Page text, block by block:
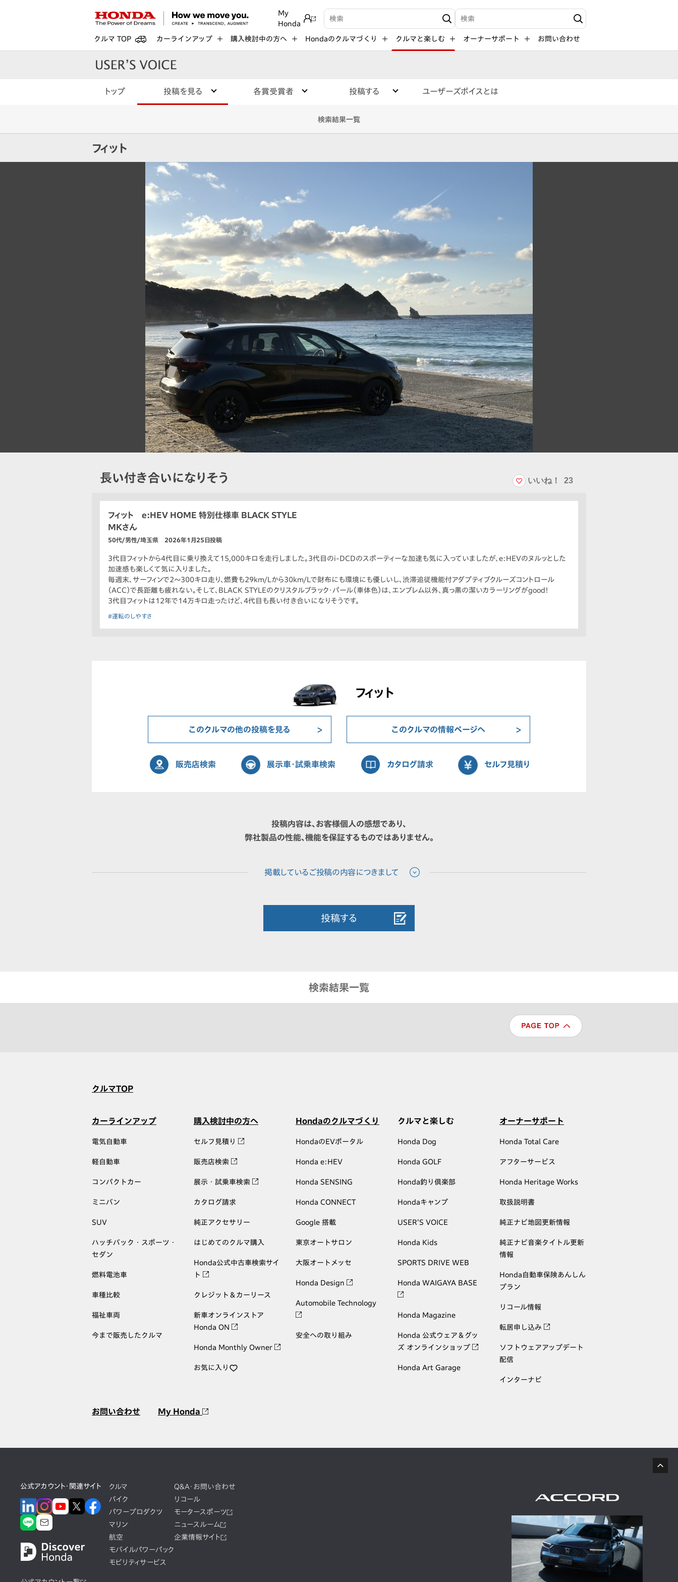
My
Honda
検索キーワード入力 検索キーワード入力
クルマ TOP カーラインアップ 購入検討中の方へ Hondaのクルマづくり クルマと楽しむ オーナーサポート お問い合わせ
トップ 投稿を見る 各賞受賞者 投稿する ユーザーズボイスとは
検索結果一覧
フィット
長い付き合いになりそう いいね！ 23
フィット e:HEV HOME 特別仕様車 BLACK STYLE
MKさん
50代/男性/埼玉県 2026年1月25日投稿
3代目フィットから4代目に乗り換えて15,000キロを走行しました。3代目のi-DCDのスポーティーな加速も気に入っていましたが、e:HEVのヌルッとした
加速感も楽しくて気に入りました。
毎週末、サーフィンで2〜300キロ走り、燃費も29km/Lから30km/Lで財布にも環境にも優しいし、渋滞追従機能付アダプティブクルーズコントロール
（ACC）で長距離も疲れない。そして、BLACK STYLEのクリスタルブラック・パール（車体色）は、エンブレム以外、真っ黒の潔いカラーリングがgood！
3代目フィットは12年で14万キロ走ったけど、4代目も長い付き合いになりそうです。
#運転のしやすさ
フィット
このクルマの他の投稿を見る このクルマの情報ページへ
販売店検索 展示車・試乗車検索 カタログ請求 セルフ見積り
投稿内容は、お客様個人の感想であり、
弊社製品の性能、機能を保証するものではありません。
投稿する
検索結果一覧
クルマTOP
カーラインアップ
電気自動車
軽自動車
コンパクトカー
ミニバン
SUV
ハッチバック・スポーツ・
セダン
燃料電池車
車種比較
福祉車両
今まで販売したクルマ
購入検討中の方へ
セルフ見積り
販売店検索
展示・試乗車検索
カタログ請求
純正アクセサリー
はじめてのクルマ購入
Honda公式中古車検索サイ
ト
クレジット＆カーリース
新車オンラインストア
Honda ON
Honda Monthly Owner
お気に入り
Hondaのクルマづくり
HondaのEVポータル
Honda e:HEV
Honda SENSING
Honda CONNECT
Google 搭載
東京オートサロン
大阪オートメッセ
Honda Design
Automobile Technology
安全への取り組み
クルマと楽しむ
Honda Dog
Honda GOLF
Honda釣り倶楽部
Hondaキャンプ
USER'S VOICE
Honda Kids
SPORTS DRIVE WEB
Honda WAIGAYA BASE
Honda Magazine
Honda 公式ウェア＆グッ
ズ オンラインショップ
Honda Art Garage
オーナーサポート
Honda Total Care
アフターサービス
Honda Heritage Works
取扱説明書
純正ナビ地図更新情報
純正ナビ音楽タイトル更新
情報
Honda自動車保険あんしん
プラン
リコール情報
転居申し込み
ソフトウェアアップデート
配信
インターナビ
お問い合わせ My Honda
公式アカウント・関連サイト
クルマ
バイク
パワープロダクツ
マリン
航空
モバイルパワーパック
モビリティサービス
Q&A・お問い合わせ
リコール
モータースポーツ
ニュースルーム
企業情報サイト